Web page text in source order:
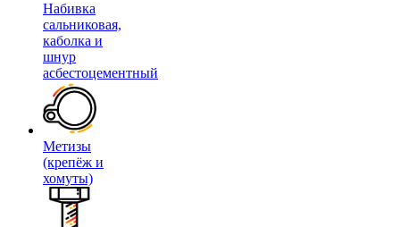
Набивка
сальниковая,
каболка и
шнур
асбестоцементный
Метизы
(крепёж и
хомуты)